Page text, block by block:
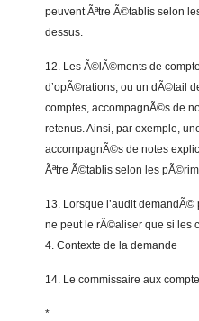
peuvent Ãªtre Ã©tablis selon
dessus.
12. Les Ã©lÃ©ments de
d’opÃ©rations, ou un dÃ©tail
comptes, accompagnÃ©s de
retenus. Ainsi, par exemple,
accompagnÃ©s de notes
Ãªtre Ã©tablis selon les
13. Lorsque l’audit
ne peut le rÃ©aliser que si les
4. Contexte de la demande
14. Le commissaire aux
*